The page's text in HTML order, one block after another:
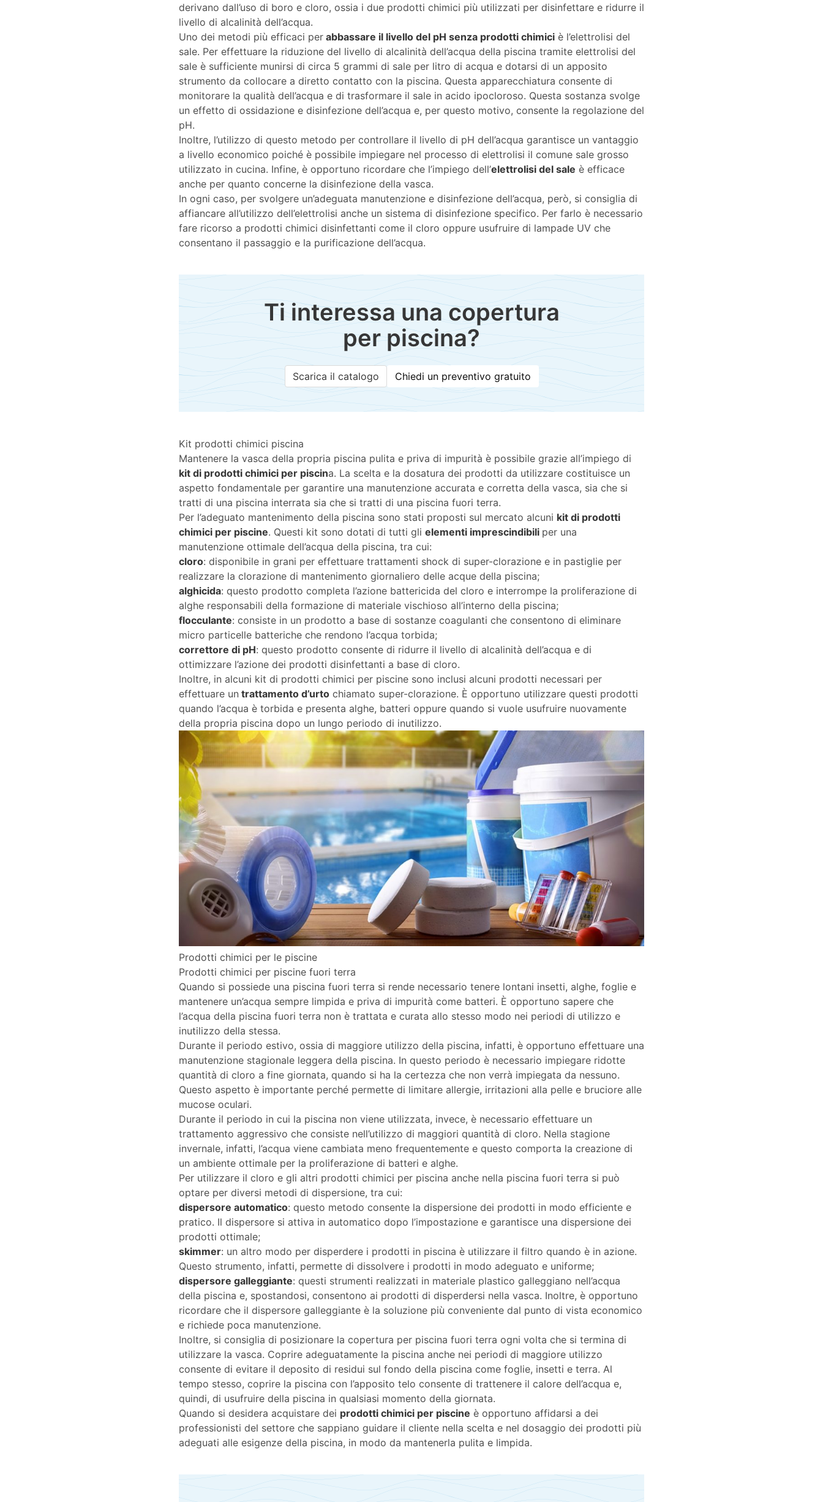
derivano dall’uso di boro e cloro, ossia i due prodotti chimici più utilizzati per disinfettare e ridurre il
livello di alcalinità dell’acqua.
Uno dei metodi più efficaci per abbassare il livello del pH senza prodotti chimici è l’elettrolisi del
sale. Per effettuare la riduzione del livello di alcalinità dell’acqua della piscina tramite elettrolisi del
sale è sufficiente munirsi di circa 5 grammi di sale per litro di acqua e dotarsi di un apposito
strumento da collocare a diretto contatto con la piscina. Questa apparecchiatura consente di
monitorare la qualità dell’acqua e di trasformare il sale in acido ipocloroso. Questa sostanza svolge
un effetto di ossidazione e disinfezione dell’acqua e, per questo motivo, consente la regolazione del
pH.
Inoltre, l’utilizzo di questo metodo per controllare il livello di pH dell’acqua garantisce un vantaggio
a livello economico poiché è possibile impiegare nel processo di elettrolisi il comune sale grosso
utilizzato in cucina. Infine, è opportuno ricordare che l’impiego dell’elettrolisi del sale è efficace
anche per quanto concerne la disinfezione della vasca.
In ogni caso, per svolgere un’adeguata manutenzione e disinfezione dell’acqua, però, si consiglia di
affiancare all’utilizzo dell’elettrolisi anche un sistema di disinfezione specifico. Per farlo è necessario
fare ricorso a prodotti chimici disinfettanti come il cloro oppure usufruire di lampade UV che
consentano il passaggio e la purificazione dell’acqua.
Ti interessa una copertura
per piscina?
Scarica il catalogo Chiedi un preventivo gratuito
Kit prodotti chimici piscina
Mantenere la vasca della propria piscina pulita e priva di impurità è possibile grazie all’impiego di
kit di prodotti chimici per piscina. La scelta e la dosatura dei prodotti da utilizzare costituisce un
aspetto fondamentale per garantire una manutenzione accurata e corretta della vasca, sia che si
tratti di una piscina interrata sia che si tratti di una piscina fuori terra.
Per l’adeguato mantenimento della piscina sono stati proposti sul mercato alcuni kit di prodotti
chimici per piscine. Questi kit sono dotati di tutti gli elementi imprescindibili per una
manutenzione ottimale dell’acqua della piscina, tra cui:
cloro: disponibile in grani per effettuare trattamenti shock di super-clorazione e in pastiglie per
realizzare la clorazione di mantenimento giornaliero delle acque della piscina;
alghicida: questo prodotto completa l’azione battericida del cloro e interrompe la proliferazione di
alghe responsabili della formazione di materiale vischioso all’interno della piscina;
flocculante: consiste in un prodotto a base di sostanze coagulanti che consentono di eliminare
micro particelle batteriche che rendono l’acqua torbida;
correttore di pH: questo prodotto consente di ridurre il livello di alcalinità dell’acqua e di
ottimizzare l’azione dei prodotti disinfettanti a base di cloro.
Inoltre, in alcuni kit di prodotti chimici per piscine sono inclusi alcuni prodotti necessari per
effettuare un trattamento d’urto chiamato super-clorazione. È opportuno utilizzare questi prodotti
quando l’acqua è torbida e presenta alghe, batteri oppure quando si vuole usufruire nuovamente
della propria piscina dopo un lungo periodo di inutilizzo.
Prodotti chimici per le piscine
Prodotti chimici per piscine fuori terra
Quando si possiede una piscina fuori terra si rende necessario tenere lontani insetti, alghe, foglie e
mantenere un’acqua sempre limpida e priva di impurità come batteri. È opportuno sapere che
l’acqua della piscina fuori terra non è trattata e curata allo stesso modo nei periodi di utilizzo e
inutilizzo della stessa.
Durante il periodo estivo, ossia di maggiore utilizzo della piscina, infatti, è opportuno effettuare una
manutenzione stagionale leggera della piscina. In questo periodo è necessario impiegare ridotte
quantità di cloro a fine giornata, quando si ha la certezza che non verrà impiegata da nessuno.
Questo aspetto è importante perché permette di limitare allergie, irritazioni alla pelle e bruciore alle
mucose oculari.
Durante il periodo in cui la piscina non viene utilizzata, invece, è necessario effettuare un
trattamento aggressivo che consiste nell’utilizzo di maggiori quantità di cloro. Nella stagione
invernale, infatti, l’acqua viene cambiata meno frequentemente e questo comporta la creazione di
un ambiente ottimale per la proliferazione di batteri e alghe.
Per utilizzare il cloro e gli altri prodotti chimici per piscina anche nella piscina fuori terra si può
optare per diversi metodi di dispersione, tra cui:
dispersore automatico: questo metodo consente la dispersione dei prodotti in modo efficiente e
pratico. Il dispersore si attiva in automatico dopo l’impostazione e garantisce una dispersione dei
prodotti ottimale;
skimmer: un altro modo per disperdere i prodotti in piscina è utilizzare il filtro quando è in azione.
Questo strumento, infatti, permette di dissolvere i prodotti in modo adeguato e uniforme;
dispersore galleggiante: questi strumenti realizzati in materiale plastico galleggiano nell’acqua
della piscina e, spostandosi, consentono ai prodotti di disperdersi nella vasca. Inoltre, è opportuno
ricordare che il dispersore galleggiante è la soluzione più conveniente dal punto di vista economico
e richiede poca manutenzione.
Inoltre, si consiglia di posizionare la copertura per piscina fuori terra ogni volta che si termina di
utilizzare la vasca. Coprire adeguatamente la piscina anche nei periodi di maggiore utilizzo
consente di evitare il deposito di residui sul fondo della piscina come foglie, insetti e terra. Al
tempo stesso, coprire la piscina con l’apposito telo consente di trattenere il calore dell’acqua e,
quindi, di usufruire della piscina in qualsiasi momento della giornata.
Quando si desidera acquistare dei prodotti chimici per piscine è opportuno affidarsi a dei
professionisti del settore che sappiano guidare il cliente nella scelta e nel dosaggio dei prodotti più
adeguati alle esigenze della piscina, in modo da mantenerla pulita e limpida.